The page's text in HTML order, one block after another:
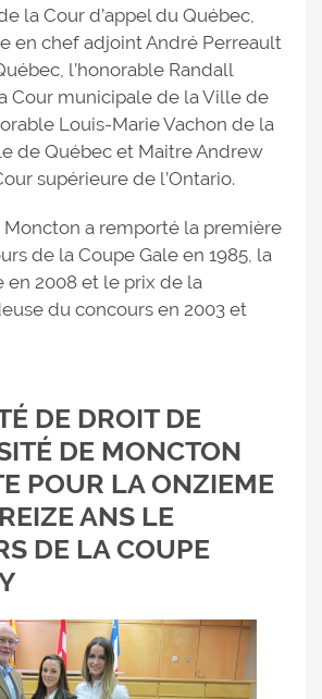
la Cour d’appel du Québec,
en chef adjoint André Perreault
l’honorable Randall
Cour municipale de la Ville de
Louis-Marie Vachon de la
de Québec et Maitre Andrew
supérieure de l’Ontario.
Moncton a remporté la première
de la Coupe Gale en 1985, la
en 2008 et le prix de la
du concours en 2003 et
DE DROIT DE
DE MONCTON
POUR LA ONZIEME
ANS LE
DE LA COUPE